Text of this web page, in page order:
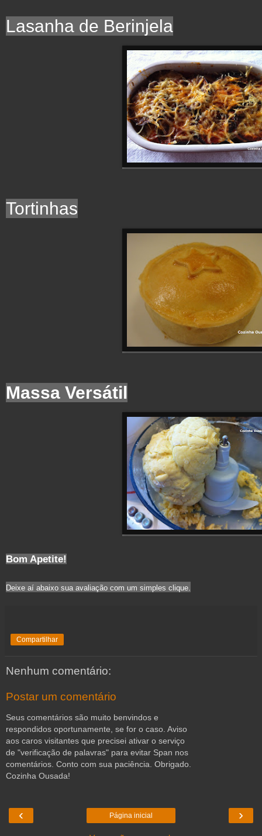
Lasanha de Berinjela
Tortinhas
Massa Versátil
Bom Apetite!
Deixe aí abaixo sua avaliação com um simples clique.
Compartilhar
Nenhum comentário:
Postar um comentário
Seus comentários são muito benvindos e
respondidos oportunamente, se for o caso. Aviso
aos caros visitantes que precisei ativar o serviço
de "verificação de palavras" para evitar Span nos
comentários. Conto com sua paciência. Obrigado.
Cozinha Ousada!
‹ ›
Página inicial